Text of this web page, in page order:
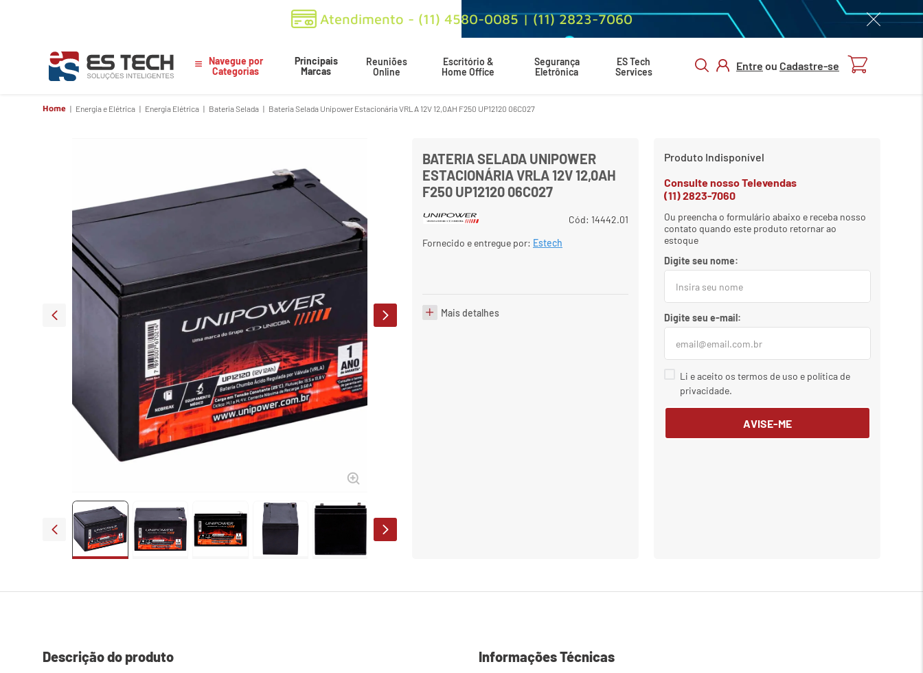
Atendimento - (11) 4580-0085 | (11) 2823-7060
Navegue por
Categorias
Principais
Marcas
Reuniões
Online
Escritório &
Home Office
Segurança
Eletrônica
ES Tech
Services
Entre ou Cadastre-se
Home Energia e Elétrica Energia Elétrica Bateria Selada Bateria Selada Unipower Estacionária VRLA 12V 12,0AH F250 UP12120 06C027
BATERIA SELADA UNIPOWER
ESTACIONÁRIA VRLA 12V 12,0AH
F250 UP12120 06C027
Cód: 14442.01
Fornecido e entregue por: Estech
Mais detalhes
Produto Indisponível
Consulte nosso Televendas
(11) 2823-7060
Ou preencha o formulário abaixo e receba nosso
contato quando este produto retornar ao
estoque
Li e aceito os termos de uso e política de
privacidade.
AVISE-ME
Descrição do produto Informações Técnicas